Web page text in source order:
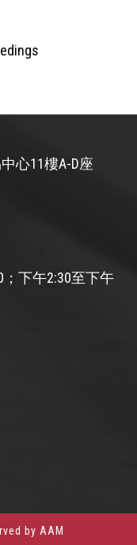
心11樓A-D座
下午2:30至下午
by AAM